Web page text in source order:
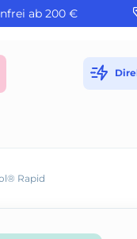
ab 200 €
Rapid